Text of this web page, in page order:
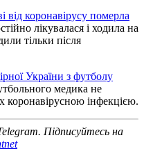
від коронавірусу померла
лікувалася і ходила на
тільки після
України з футболу
медика не
коронавірусною інфекцією.
Підписуйтесь на